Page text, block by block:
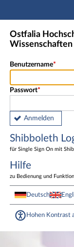
Ostfalia
Wissenschaften
Benutzername
Passwort
Anmelden
Shibboleth
für Single Sign On mit
Hilfe
zu Bedienung und
Deutsch
Hohen Kontrast